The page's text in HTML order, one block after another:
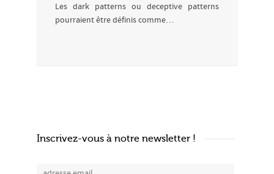
Les dark patterns ou deceptive patterns
pourraient être définis comme…
Inscrivez-vous à notre newsletter !